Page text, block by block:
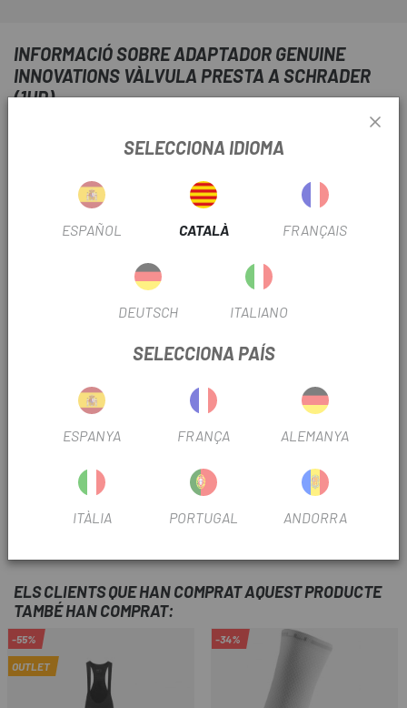
la bicicleta en una benzinera.
INFORMACIÓ SOBRE ADAPTADOR GENUINE
INNOVATIONS VÀLVULA PRESTA A SCHRADER
(1UD)
INFORMACIÓ DEL PRODUCTE
Adaptador de vàlvula Presta a Schrader
PRODUCTOS SIMILARES
X-SAUCE
OBÚS VÀLVULA X-SAUCE
PRESTA (1UD)
X-SAUCE
COPY OF OBÚS VÁLVULA
X-SAUCE PRESTA (1UD)
ELS CLIENTS QUE HAN COMPRAT AQUEST PRODUCTE
TAMBÉ HAN COMPRAT:
-55%
OUTLET
-34%
SELECCIONA IDIOMA
ESPAÑOL CATALÀ FRANÇAIS
DEUTSCH ITALIANO
SELECCIONA PAÍS
ESPANYA FRANÇA ALEMANYA
ITÀLIA PORTUGAL ANDORRA